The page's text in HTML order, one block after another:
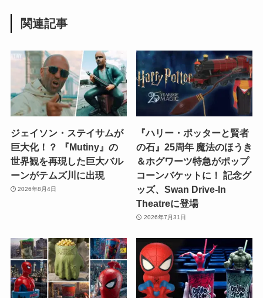
関連記事
ジェイソン・ステイサムが
巨大化！？ 『Mutiny』の
世界観を再現した巨大バル
ーンがテムズ川に出現
2026年8月4日
『ハリー・ポッターと賢者
の石』25周年 魔法のほうき
＆ホグワーツ特急がポップ
コーンバケットに！ 記念グ
ッズ、Swan Drive-In
Theatreに登場
2026年7月31日